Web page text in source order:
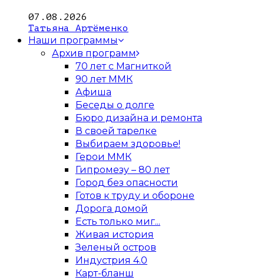
07.08.2026
Татьяна Артёменко
Наши программы
Архив программ
70 лет с Магниткой
90 лет ММК
Афиша
Беседы о долге
Бюро дизайна и ремонта
В своей тарелке
Выбираем здоровье!
Герои ММК
Гипромезу – 80 лет
Город без опасности
Готов к труду и обороне
Дорога домой
Есть только миг...
Живая история
Зеленый остров
Индустрия 4.0
Карт-бланш